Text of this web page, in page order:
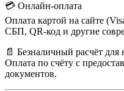
💳 Онлайн-оплата
Оплата картой на сайте
СБП, QR-код и другие
📄 Безналичный расчёт
Оплата по счёту с
документов.